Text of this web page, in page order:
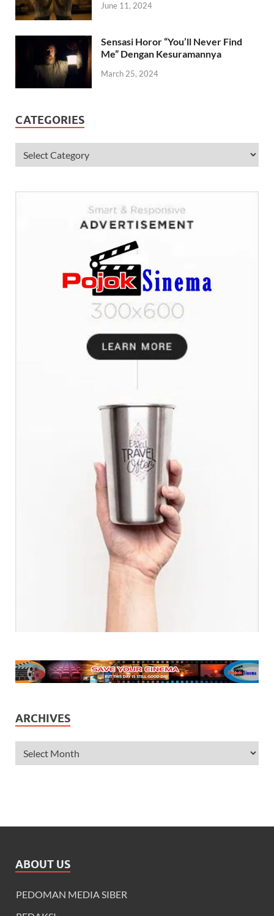
June 11, 2024
Sensasi Horor “You’ll Never Find
Me” Dengan Kesuramannya
March 25, 2024
CATEGORIES
ARCHIVES
ABOUT US
PEDOMAN MEDIA SIBER